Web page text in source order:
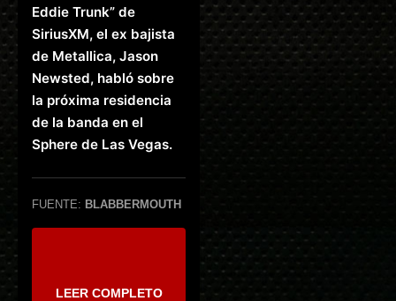
Eddie Trunk” de
SiriusXM, el ex bajista
de Metallica, Jason
Newsted, habló sobre
la próxima residencia
de la banda en el
Sphere de Las Vegas.
FUENTE: BLABBERMOUTH
LEER COMPLETO